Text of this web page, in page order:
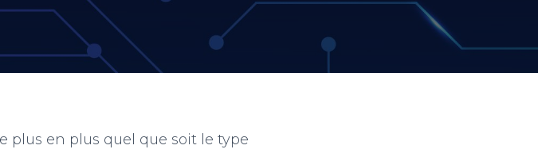
plus en plus quel que soit le type